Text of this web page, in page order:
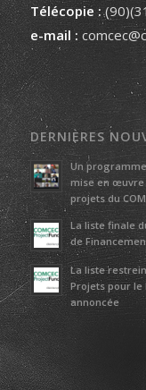
Télécopie :
e-mail :
DERNIÈRES
Un
mise en œuvre
projets du
La liste finale
de
La liste
Projets pour le
annoncée